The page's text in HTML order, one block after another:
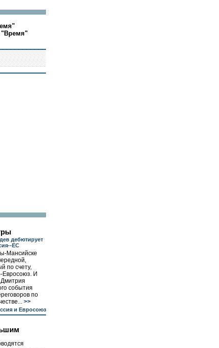
"Время"
дебютирует
ЕС
Мансийске
по счету,
Евросоюз. И
события
по
>>
и Евросоюз